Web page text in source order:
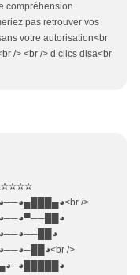
compréhension
pas retrouver vos
votre autorisation<br
/> <br /> d clics disa<br
/>
/>